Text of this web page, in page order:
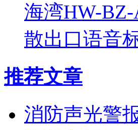
海湾HW-
散出口语音
推荐文章
消防声光警